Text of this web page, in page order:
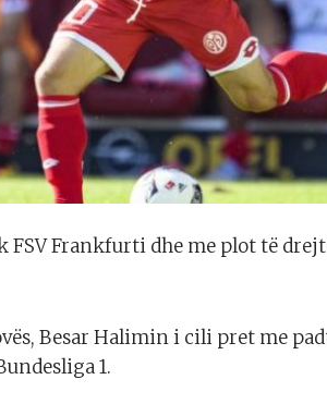
FSV Frankfurti dhe me plot të
Besar Halimin i cili pret me
1.